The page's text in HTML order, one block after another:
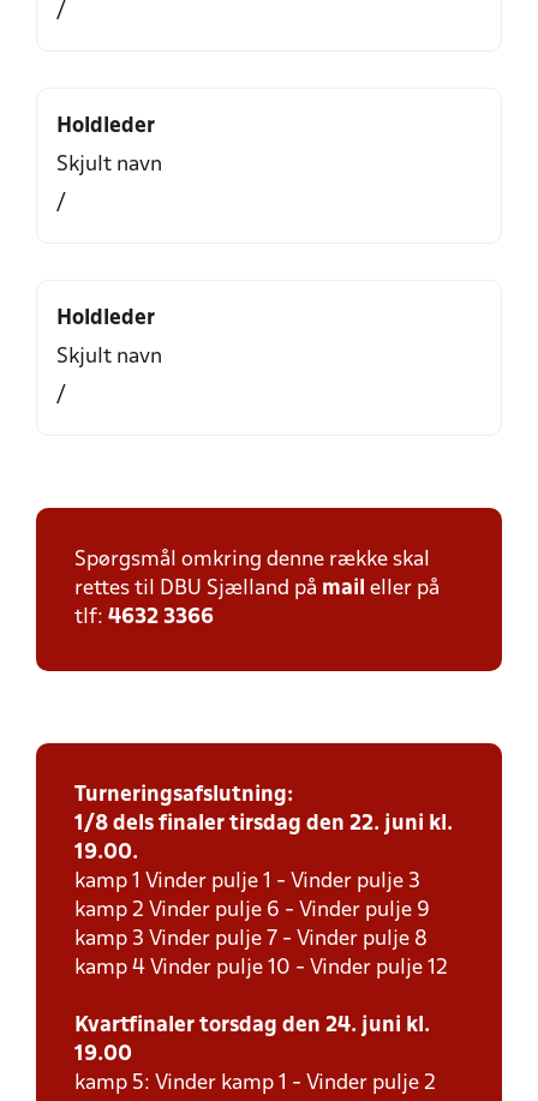
/
Holdleder
Skjult navn
/
Holdleder
Skjult navn
/
Spørgsmål omkring denne række skal
rettes til DBU Sjælland på mail eller på
tlf: 4632 3366
Turneringsafslutning:
1/8 dels finaler tirsdag den 22. juni kl.
19.00.
kamp 1 Vinder pulje 1 - Vinder pulje 3
kamp 2 Vinder pulje 6 - Vinder pulje 9
kamp 3 Vinder pulje 7 - Vinder pulje 8
kamp 4 Vinder pulje 10 - Vinder pulje 12
Kvartfinaler torsdag den 24. juni kl.
19.00
kamp 5: Vinder kamp 1 - Vinder pulje 2